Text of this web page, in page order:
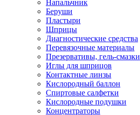
Напальчник
Беруши
Пластыри
Шприцы
Диагностические средства
Перевязочные материалы
Презервативы, гель-смазки
Иглы для шприцов
Контактные линзы
Кислородный баллон
Спиртовые салфетки
Кислородные подушки
Концентраторы